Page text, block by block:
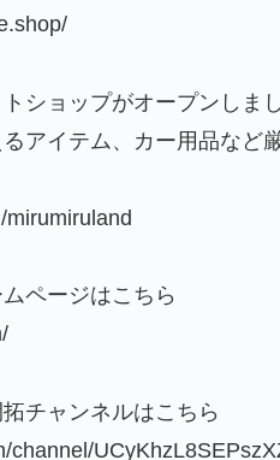
ショップがオープンしま
アイテム、カー用品など
mirumiruland
ページはこちら
チャンネルはこちら
channel/